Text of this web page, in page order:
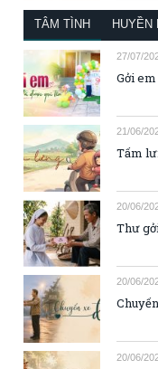
TÂM TÌNH HUYỀN
27/07/
Gởi
21/06/
Tấm
20/06/
Thư
20/06/
20/06/